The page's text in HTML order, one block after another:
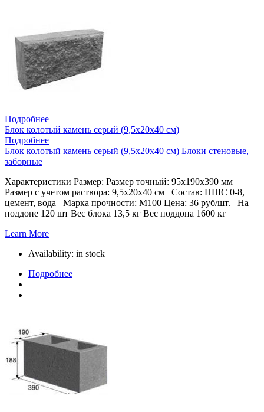
Подробнее
Блок колотый камень серый (9,5х20х40 см)
Подробнее
Блок колотый камень серый (9,5х20х40 см) Блоки стеновые,
заборные
Характеристики Размер: Размер точный: 95х190х390 мм
Размер с учетом раствора: 9,5х20х40 см Состав: ПШС 0-8,
цемент, вода Марка прочности: М100 Цена: 36 руб/шт. На
поддоне 120 шт Вес блока 13,5 кг Вес поддона 1600 кг
Learn More
Availability: in stock
Подробнее